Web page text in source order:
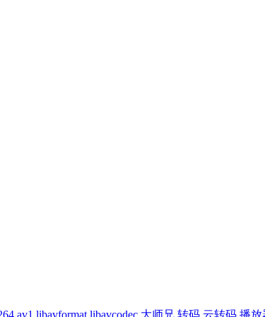
av1 libavformat libavcodec 大师兄 转码 云转码 播放